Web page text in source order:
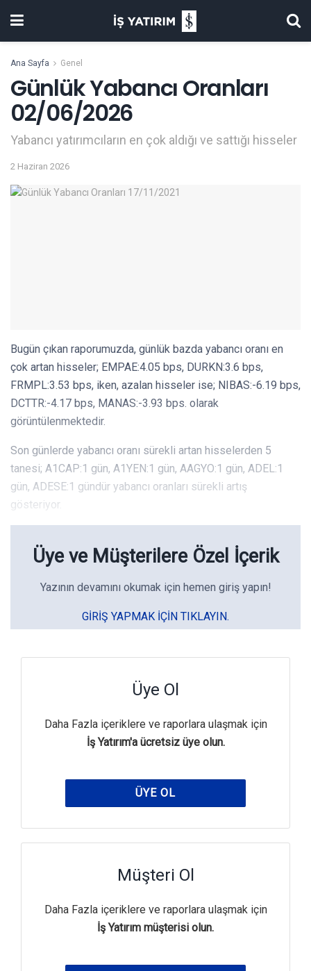
Ana Sayfa Genel
Günlük Yabancı Oranları
02/06/2026
Yabancı yatırımcıların en çok aldığı ve sattığı hisseler
2 Haziran 2026
Bugün çıkan raporumuzda, günlük bazda yabancı oranı en
çok artan hisseler; EMPAE:4.05 bps, DURKN:3.6 bps,
FRMPL:3.53 bps, iken, azalan hisseler ise; NIBAS:-6.19 bps,
DCTTR:-4.17 bps, MANAS:-3.93 bps. olarak
görüntülenmektedir.
Son günlerde yabancı oranı sürekli artan hisselerden 5
tanesi; A1CAP:1 gün, A1YEN:1 gün, AAGYO:1 gün, ADEL:1
gün, ADESE:1 gündür yabancı oranları sürekli artış
gösteriyor.
Üye ve Müşterilere Özel İçerik
Yazının devamını okumak için hemen giriş yapın!
GIRIŞ YAPMAK IÇIN TIKLAYIN.
Üye Ol
Daha Fazla içeriklere ve raporlara ulaşmak için
İş Yatırım'a ücretsiz üye olun.
ÜYE OL
Müşteri Ol
Daha Fazla içeriklere ve raporlara ulaşmak için
İş Yatırım müşterisi olun.